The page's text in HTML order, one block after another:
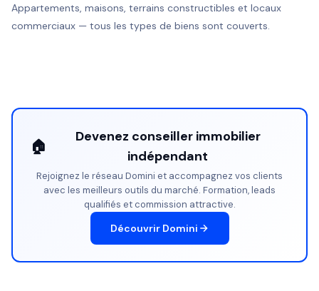
Appartements, maisons, terrains constructibles et locaux
commerciaux — tous les types de biens sont couverts.
🏠
Devenez conseiller immobilier
indépendant
Rejoignez le réseau Domini et accompagnez vos clients
avec les meilleurs outils du marché. Formation, leads
qualifiés et commission attractive.
Découvrir Domini